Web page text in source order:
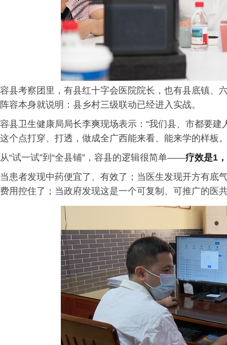
容县考察团里，有县红十字会医院院长，也有县底镇、
阵容本身就说明：县乡村三级联动已经进入实战。
容县卫生健康局局长李爽现场表示：“我们县、市都要
这个点打穿、打透，做成全广西能来看、能来学的样板
从“试一试”到“全县铺”，容县的逻辑很简单——疗效是1
当患者发现中药便宜了、有效了；当医生发现开方有底
费用控住了；当政府发现这是一个可复制、可推广的